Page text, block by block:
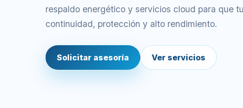
respaldo energético y servicios cloud para que
continuidad, protección y alto rendimiento.
Solicitar asesoría Ver servicios